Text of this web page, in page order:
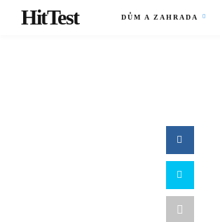
HitTest DŮM A ZAHRADA